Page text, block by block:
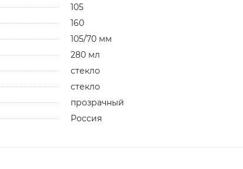
105
160
105/70 мм
280 мл
стекло
стекло
прозрачный
Россия